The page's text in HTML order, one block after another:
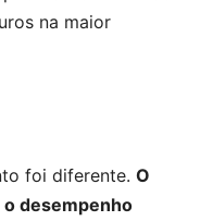
na maior
foi diferente. O
desempenho